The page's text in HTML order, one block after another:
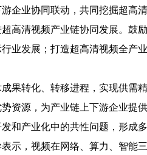
业协同联动，共同挖掘超高清
清视频产业链协同发展。鼓
业发展；打造超高清视频全产
转化、转移进程，实现供需精
资源，为产业链上下游企业提
和产业化中的共性问题，形成
，视频在网络、算力、智能